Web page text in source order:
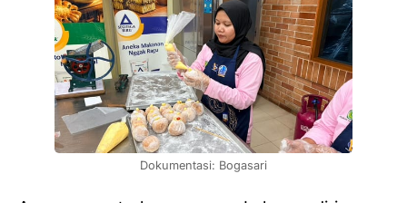
Dokumentasi: Bogasari